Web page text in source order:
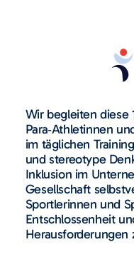
Wir begleiten diese
Para‑Athletinnen
im täglichen
und stereotype
Inklusion im
Gesellschaft
Sportlerinnen und
Entschlossenheit
Herausforderungen